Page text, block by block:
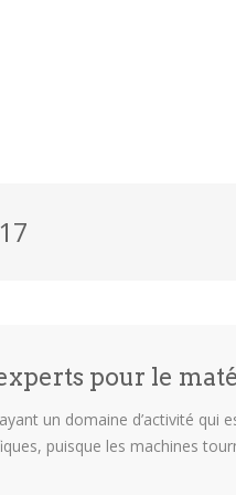
pour le
un domaine d’activité qui
puisque les machines